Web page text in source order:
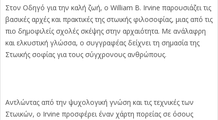
Στον Οδηγό για την καλή ζωή, ο William B. Irvine παρουσιάζει τις
βασικές αρχές και πρακτικές της στωικής φιλοσοφίας, μιας από τις
πιο δημοφιλείς σχολές σκέψης στην αρχαιότητα. Με ανάλαφρη
και ελκυστική γλώσσα, ο συγγραφέας δείχνει τη σημασία της
Στωικής σοφίας για τους σύγχρονους ανθρώπους.
Αντλώντας από την ψυχολογική γνώση και τις τεχνικές των
Στωικών, ο Irvine προσφέρει έναν χάρτη πορείας σε όσους